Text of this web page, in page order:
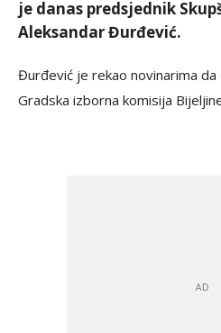
je danas predsjednik
Aleksandar Đurđević.
Đurđević je rekao novinarima
Gradska izborna komisija